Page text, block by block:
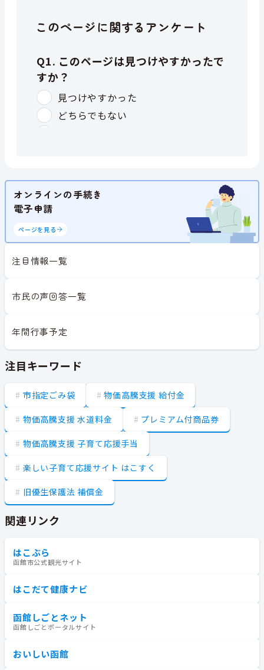
このページに関するアンケート
オンラインの手続き
電子申請
ページを見る
注目情報一覧
市民の声回答一覧
年間行事予定
注目キーワード
市指定ごみ袋 物価高騰支援 給付金
物価高騰支援 水道料金 プレミアム付商品券
物価高騰支援 子育て応援手当
楽しい子育て応援サイト はこすく
旧優生保護法 補償金
関連リンク
はこぶら
函館市公式観光サイト
はこだて健康ナビ
函館しごとネット
函館しごとポータルサイト
おいしい函館